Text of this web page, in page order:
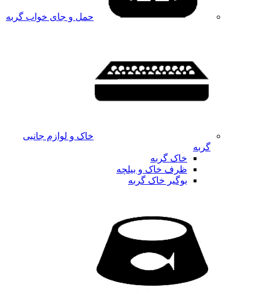
حمل و جای خواب گربه
خاک و لوازم جانبی
گربه
خاک گربه
ظرف خاک و بیلچه
بوگیر خاک گربه